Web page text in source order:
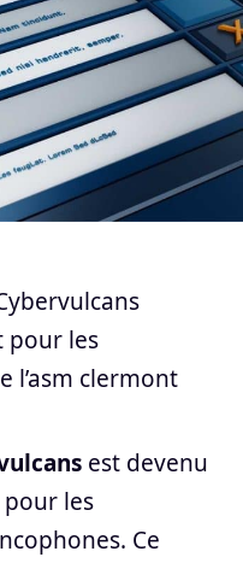
pour les
l’asm clermont
est devenu
les
Ce